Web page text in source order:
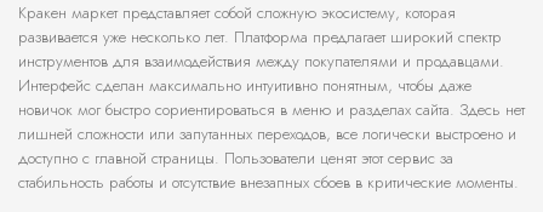
Кракен маркет представляет собой сложную экосистему, которая
развивается уже несколько лет. Платформа предлагает широкий спектр
инструментов для взаимодействия между покупателями и продавцами.
Интерфейс сделан максимально интуитивно понятным, чтобы даже
новичок мог быстро сориентироваться в меню и разделах сайта. Здесь нет
лишней сложности или запутанных переходов, все логически выстроено и
доступно с главной страницы. Пользователи ценят этот сервис за
стабильность работы и отсутствие внезапных сбоев в критические моменты.